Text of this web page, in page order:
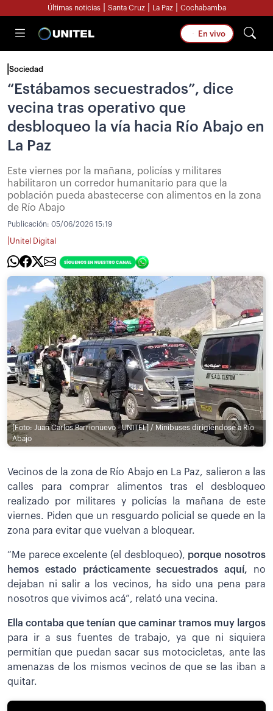
Últimas noticias Santa Cruz La Paz Cochabamba
En vivo
Sociedad
“Estábamos secuestrados”, dice
vecina tras operativo que
desbloqueo la vía hacia Río Abajo en
La Paz
Este viernes por la mañana, policías y militares
habilitaron un corredor humanitario para que la
población pueda abastecerse con alimentos en la zona
de Río Abajo
Publicación: 05/06/2026 15:19
Unitel Digital
[Foto: Juan Carlos Barrionuevo - UNITEL] / Minibuses dirigiéndose a Río
Abajo
Vecinos de la zona de Río Abajo en La Paz, salieron a las
calles para comprar alimentos tras el desbloqueo
realizado por militares y policías la mañana de este
viernes. Piden que un resguardo policial se quede en la
zona para evitar que vuelvan a bloquear.
“Me parece excelente (el desbloqueo), porque nosotros
hemos estado prácticamente secuestrados aquí, no
dejaban ni salir a los vecinos, ha sido una pena para
nosotros que vivimos acá”, relató una vecina.
Ella contaba que tenían que caminar tramos muy largos
para ir a sus fuentes de trabajo, ya que ni siquiera
permitían que puedan sacar sus motocicletas, ante las
amenazas de los mismos vecinos de que se las iban a
quitar.